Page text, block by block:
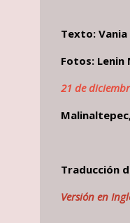
Texto:
Fotos:
21 de
Traducción
Versión en